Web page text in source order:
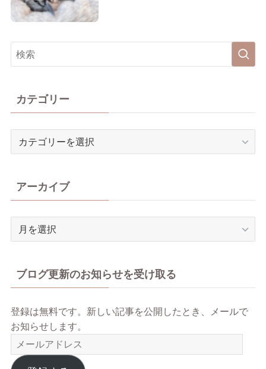
カテゴリー
リ
ー
アーカイブ
ブ
ブログ更新のお知らせを受け取る
登録は無料です。新しい記事を公開したとき、メールで
お知らせします。
メ
ー